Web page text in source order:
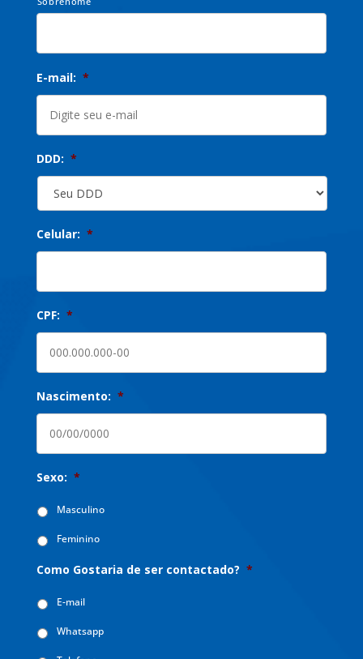
E-mail: *
DDD: *
Celular: *
CPF: *
Nascimento: *
Sexo: *
Masculino
Feminino
Como Gostaria de ser contactado? *
E-mail
Whatsapp